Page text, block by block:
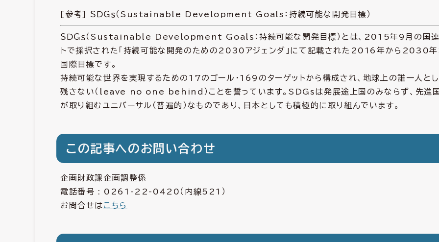
[参考] ＳＤＧｓ（Sustainable Development Goals：持続可能な開発目標）
ＳＤＧｓ（Sustainable Development Goals：持続可能な開発目標）とは、2015年9月の国連
トで採択された「持続可能な開発のための2030アジェンダ」にて記載された2016年から2030年
国際目標です。
持続可能な世界を実現するための17のゴール・169のターゲットから構成され、地球上の誰一人と
残さない（leave no one behind）ことを誓っています。SDGsは発展途上国のみならず、先進
が取り組むユニバーサル（普遍的）なものであり、日本としても積極的に取り組んでいます。
この記事へのお問い合わせ
企画財政課企画調整係
電話番号 : 0261-22-0420 （内線521）
お問合せはこちら